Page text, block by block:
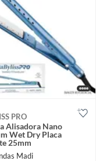
PRO
Alisadora Nano
Wet Dry Placa
25mm
Madi